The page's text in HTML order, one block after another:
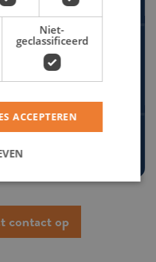
contact op
Niet-
geclassificeerd
ACCEPTEREN